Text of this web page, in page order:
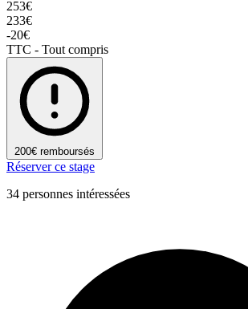
253€
233€
-20€
TTC - Tout compris
200€ remboursés
Réserver ce stage
34 personnes intéressées